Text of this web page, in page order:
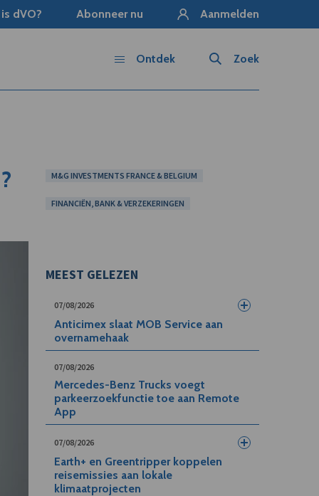
dVO? Abonneer nu Aanmelden
Zoek
Ontdek
M&G INVESTMENTS FRANCE & BELGIUM
FINANCIËN, BANK & VERZEKERINGEN
MEEST GELEZEN
07/08/2026
Anticimex slaat MOB Service aan
overnamehaak
07/08/2026
Mercedes-Benz Trucks voegt
parkeerzoekfunctie toe aan Remote
App
07/08/2026
Earth+ en Greentripper koppelen
reisemissies aan lokale
klimaatprojecten